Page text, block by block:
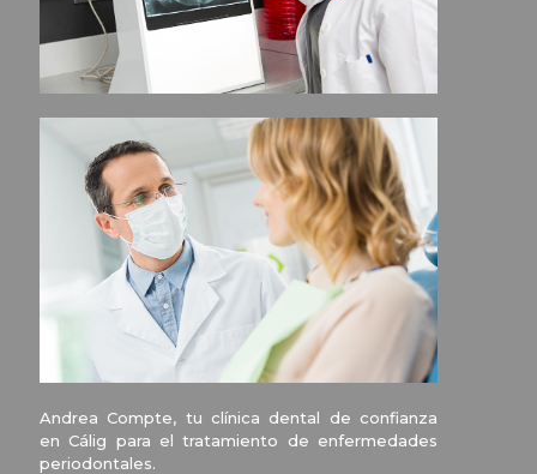
Andrea Compte, tu clínica dental de confianza
en Cálig para el tratamiento de enfermedades
periodontales.